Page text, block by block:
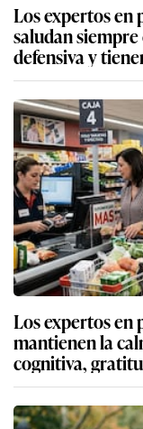
Los expertos en
saludan
defensiva y
Los expertos en
mantienen la
cognitiva,